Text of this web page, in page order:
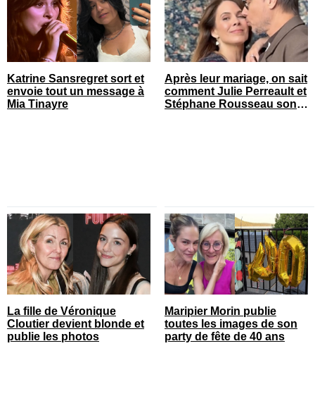
Katrine Sansregret sort et
envoie tout un message à
Mia Tinayre
Après leur mariage, on sait
comment Julie Perreault et
Stéphane Rousseau sont
La fille de Véronique
Cloutier devient blonde et
publie les photos
Maripier Morin publie
toutes les images de son
party de fête de 40 ans